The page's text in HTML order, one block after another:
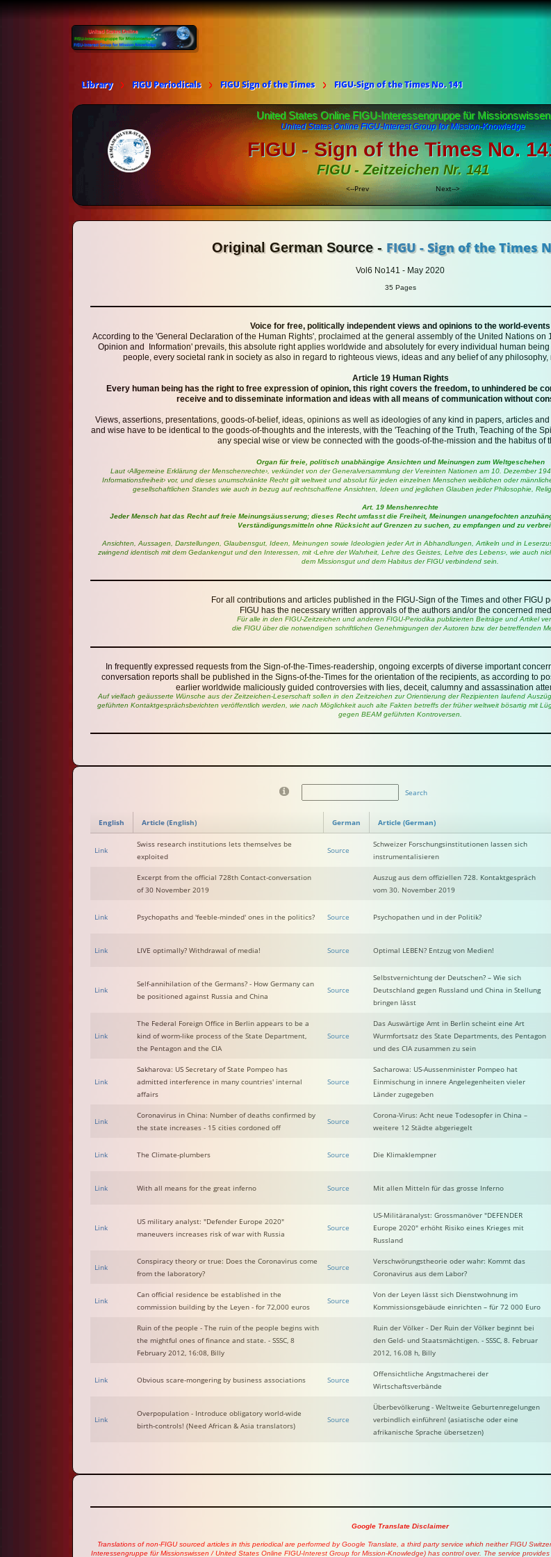
Library FIGU Periodicals FIGU Sign of the Times FIGU-Sign of the Times No. 141
United States Online FIGU-Interessengruppe für Missionswissen
United States Online FIGU-Interest Group for Mission-Knowledge
FIGU - Sign of the Times No.
FIGU - Zeitzeichen Nr. 141
<--Prev Next-->
Original German Source - FIGU - Sign of the Times
Vol6 No141 - May 2020
35 Pages
Voice for free, politically independent views and opinions to the world-events
According to the 'General Declaration of the Human Rights', proclaimed at the general assembly of the United Nations
Opinion and Information' prevails, this absolute right applies worldwide and absolutely for every individual human
people, every societal rank in society as also in regard to righteous views, ideas and any belief of any
Article 19 Human Rights
Every human being has the right to free expression of opinion, this right covers the freedom, to unhindered be
receive and to disseminate information and ideas with all means of communication without
Views, assertions, presentations, goods-of-belief, ideas, opinions as well as ideologies of any kind in papers, articles
and wise have to be identical to the goods-of-thoughts and the interests, with the 'Teaching of the Truth, Teaching of the
any special wise or view be connected with the goods-of-the-mission and the habitus of
Organ für freie, politisch unabhängige Ansichten und Meinungen zum Weltgeschehen
Laut ‹Allgemeine Erklärung der Menschenrechte›, verkündet von der Generalversammlung der Vereinten Nationen am 10. Dezember
Informationsfreiheit› vor, und dieses unumschränkte Recht gilt weltweit und absolut für jeden einzelnen Menschen weiblichen oder
gesellschaftlichen Standes wie auch in bezug auf rechtschaffene Ansichten, Ideen und jeglichen Glauben jeder Philosophie,
Art. 19 Menshenrechte
Jeder Mensch hat das Recht auf freie Meinungsäusserung; dieses Recht umfasst die Freiheit, Meinungen unangefochten
Verständigungsmitteln ohne Rücksicht auf Grenzen zu suchen, zu empfangen und zu
Ansichten, Aussagen, Darstellungen, Glaubensgut, Ideen, Meinungen sowie Ideologien jeder Art in Abhandlungen, Artikeln und in
zwingend identisch mit dem Gedankengut und den Interessen, mit ‹Lehre der Wahrheit, Lehre des Geistes, Lehre des Lebens›, wie auch
dem Missionsgut und dem Habitus der FIGU verbindend sein.
For all contributions and articles published in the FIGU-Sign of the Times and other FIGU
FIGU has the necessary written approvals of the authors and/or the concerned
Für alle in den FIGU-Zeitzeichen und anderen FIGU-Periodika publizierten Beiträge und Artikel
die FIGU über die notwendigen schriftlichen Genehmigungen der Autoren bzw. der betreffenden
In frequently expressed requests from the Sign-of-the-Times-readership, ongoing excerpts of diverse important
conversation reports shall be published in the Signs-of-the-Times for the orientation of the recipients, as according to
earlier worldwide maliciously guided controversies with lies, deceit, calumny and assassination
Auf vielfach geäusserte Wünsche aus der Zeitzeichen-Leserschaft sollen in den Zeitzeichen zur Orientierung der Rezipienten laufend
geführten Kontaktgesprächsberichten veröffentlich werden, wie nach Möglichkeit auch alte Fakten betreffs der früher weltweit bösartig mit
gegen BEAM geführten Kontroversen.
Search
English Article (English) German Article (German)
Link
Swiss research institutions lets themselves be
exploited
Source
Schweizer Forschungsinstitutionen lassen sich
instrumentalisieren
Excerpt from the official 728th Contact-conversation
of 30 November 2019
Auszug aus dem offiziellen 728. Kontaktgespräch
vom 30. November 2019
Link Psychopaths and 'feeble-minded' ones in the politics? Source Psychopathen und in der Politik?
Link LIVE optimally? Withdrawal of media! Source Optimal LEBEN? Entzug von Medien!
Link
Self-annihilation of the Germans? - How Germany can
be positioned against Russia and China
Source
Selbstvernichtung der Deutschen? – Wie sich
Deutschland gegen Russland und China in Stellung
bringen lässt
Link
The Federal Foreign Office in Berlin appears to be a
kind of worm-like process of the State Department,
the Pentagon and the CIA
Source
Das Auswärtige Amt in Berlin scheint eine Art
Wurmfortsatz des State Departments, des Pentagon
und des CIA zusammen zu sein
Link
Sakharova: US Secretary of State Pompeo has
admitted interference in many countries' internal
affairs
Source
Sacharowa: US-Aussenminister Pompeo hat
Einmischung in innere Angelegenheiten vieler
Länder zugegeben
Link
Coronavirus in China: Number of deaths confirmed by
the state increases - 15 cities cordoned off
Source
Corona-Virus: Acht neue Todesopfer in China –
weitere 12 Städte abgeriegelt
Link The Climate-plumbers Source Die Klimaklempner
Link With all means for the great inferno Source Mit allen Mitteln für das grosse Inferno
Link
US military analyst: "Defender Europe 2020"
maneuvers increases risk of war with Russia
Source
US-Militäranalyst: Grossmanöver "DEFENDER
Europe 2020" erhöht Risiko eines Krieges mit
Russland
Link
Conspiracy theory or true: Does the Coronavirus come
from the laboratory?
Source
Verschwörungstheorie oder wahr: Kommt das
Coronavirus aus dem Labor?
Link
Can official residence be established in the
commission building by the Leyen - for 72,000 euros
Source
Von der Leyen lässt sich Dienstwohnung im
Kommissionsgebäude einrichten – für 72 000 Euro
Ruin of the people - The ruin of the people begins with
the mightful ones of finance and state. - SSSC, 8
February 2012, 16:08, Billy
Ruin der Völker - Der Ruin der Völker beginnt bei
den Geld- und Staatsmächtigen. - SSSC, 8. Februar
2012, 16.08 h, Billy
Link Obvious scare-mongering by business associations Source
Offensichtliche Angstmacherei der
Wirtschaftsverbände
Link
Overpopulation - Introduce obligatory world-wide
birth-controls! (Need African & Asia translators)
Source
Überbevölkerung - Weltweite Geburtenregelungen
verbindlich einführen! (asiatische oder eine
afrikanische Sprache übersetzen)
Google Translate Disclaimer
Translations of non-FIGU sourced articles in this periodical are performed by Google Translate, a third party service which neither FIGU
Interessengruppe für Missionswissen / United States Online FIGU-Interest Group for Mission-Knowledge) has control over. The service